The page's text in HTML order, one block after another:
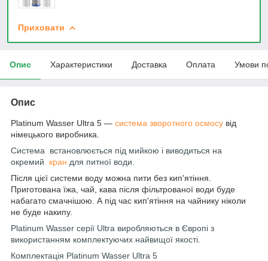
Приховати
Опис Характеристики Доставка Оплата Умови
Опис
Platinum Wasser Ultra 5 — система зворотного осмосу від
німецького виробника.
Система встановлюється під мийкою і виводиться на
окремий кран для питної води.
Після цієї системи воду можна пити без кип'ятіння.
Приготована їжа, чай, кава після фільтрованої води буде
набагато смачнішою. А під час кип'ятіння на чайнику ніколи
не буде накипу.
Platinum Wasser серії Ultra виробляються в Європі з
використанням комплектуючих найвищої якості.
Комплектація Platinum Wasser Ultra 5